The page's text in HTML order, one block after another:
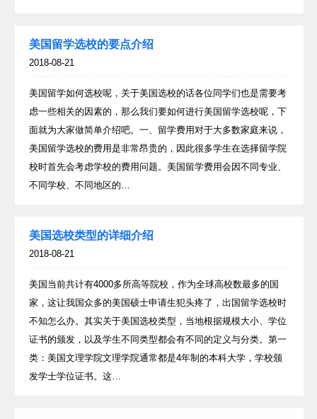
美国留学选校的要点介绍
2018-08-21
美国留学如何选校呢，关于美国选校的话各位同学们也是需要考
虑一些相关的因素的，那么我们要如何进行美国留学选校呢，下
面就为大家做简单介绍吧。一、留学费用对于大多数家庭来说，
美国留学选校的费用是非常昂贵的，因此很多学生在选择留学院
校时首先会考虑学校的费用问题。美国留学费用会因不同专业、
不同学校、不同地区的…
美国选校类型的详细介绍
2018-08-21
美国当前共计有4000多所高等院校，作为全球高校数最多的国
家，这让我国众多的美国硕士申请生犯头疼了，出国留学选校时
不知怎么办。其实关于美国选校类型，当地根据规模大小、学位
证书的颁发，以及学生不同类型都会有不同的定义与分类。第一
类：美国文理学院文理学院通常都是4年制的本科大学，学校颁
发学士学位证书。这…